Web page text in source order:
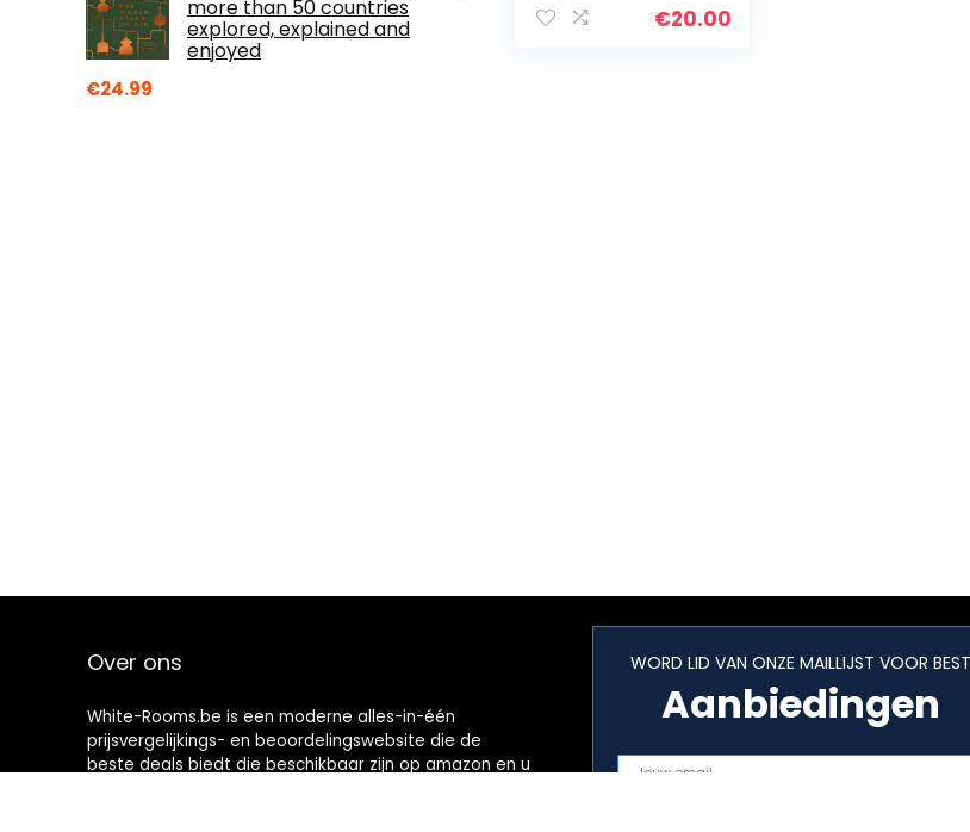
more than 50 countries
explored, explained and
enjoyed
€24.99
€20.00
Over ons
White-Rooms.be is een moderne alles-in-één
prijsvergelijkings- en beoordelingswebsite die de
beste deals biedt die beschikbaar zijn op amazon en u
WORD LID VAN ONZE MAILLIJST VOOR BEST
Aanbiedingen